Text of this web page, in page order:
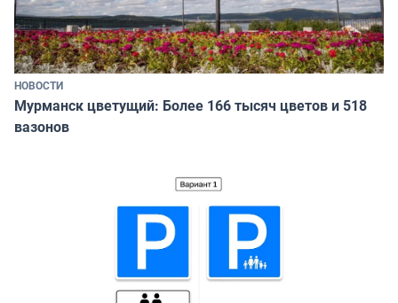
НОВОСТИ
Мурманск цветущий: Более 166 тысяч цветов и 518
вазонов